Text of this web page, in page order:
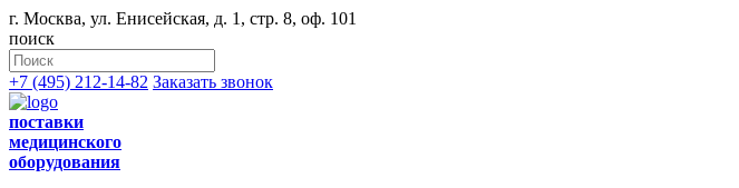
г. Москва, ул. Енисейская, д. 1, стр. 8, оф. 101
поиск
+7 (495) 212-14-82 Заказать звонок
поставки
медицинского
оборудования